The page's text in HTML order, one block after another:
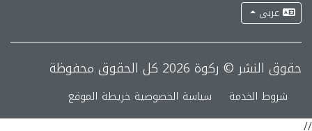
عربى
حقوق النشر © ركوة 2026 كل الحقوق محفوظة
شروط الخدمة سياسة الخصوصية خريطة الموقع
//